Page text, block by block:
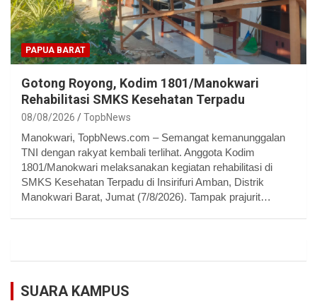
PAPUA BARAT
Gotong Royong, Kodim 1801/Manokwari
Rehabilitasi SMKS Kesehatan Terpadu
08/08/2026 TopbNews
Manokwari, TopbNews.com – Semangat kemanunggalan
TNI dengan rakyat kembali terlihat. Anggota Kodim
1801/Manokwari melaksanakan kegiatan rehabilitasi di
SMKS Kesehatan Terpadu di Insirifuri Amban, Distrik
Manokwari Barat, Jumat (7/8/2026). Tampak prajurit…
SUARA KAMPUS